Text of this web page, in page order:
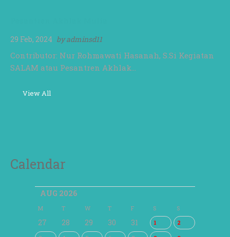
29 Feb, 2024 byadminsd11
Contributor: Nur Rohmawati Hasanah, S.Si Kegiatan
SALAM atau Pesantren Akhlak…
View All
Calendar
AUG 2026
M T W T F S S
27 28 29 30 31 1
2